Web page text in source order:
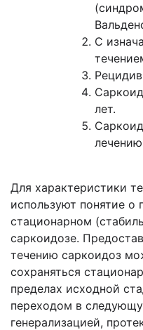
С
лет.
Для характеристики
используют понятие
стационарном
саркоидозе.
течению саркоидоз
сохраняться
пределах исходной
переходом в
генерализацией,